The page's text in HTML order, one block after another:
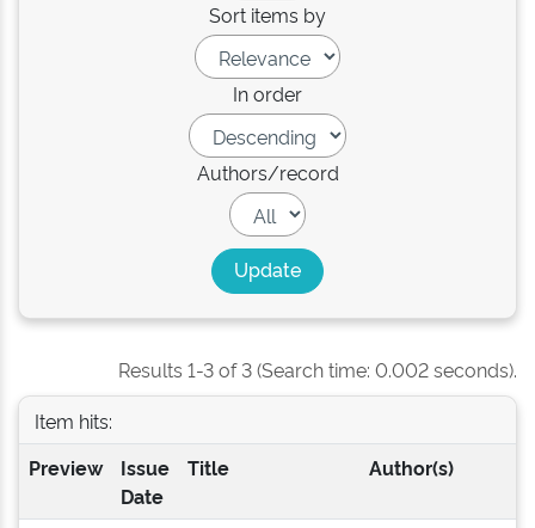
Sort items by
In order
Authors/record
Results 1-3 of 3 (Search time: 0.002 seconds).
Item hits:
Preview
Issue
Date
Title Author(s)